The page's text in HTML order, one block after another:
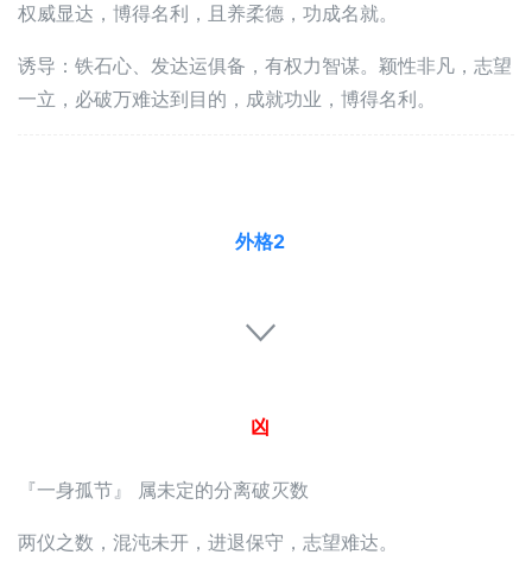
权威显达，博得名利，且养柔德，功成名就。
诱导：铁石心、发达运俱备，有权力智谋。颖性非凡，志望
一立，必破万难达到目的，成就功业，博得名利。
外格2
凶
『一身孤节』 属未定的分离破灭数
两仪之数，混沌未开，进退保守，志望难达。